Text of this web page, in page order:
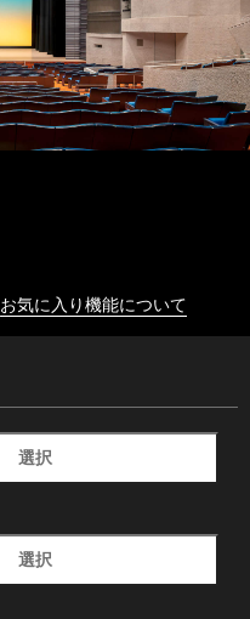
お気に入り機能について
選択
選択